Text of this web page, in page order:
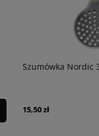
Szumówka Nordic
15,50 zł